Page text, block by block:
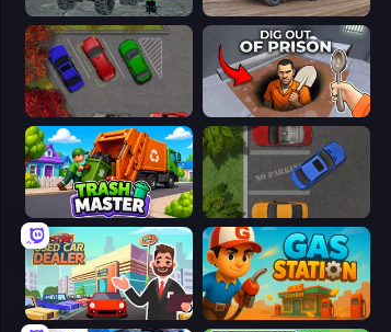
Taiga Car Driver Cargo Truck Driver Simulator
OK Parking Dig out of Prison
Trash Master Parking Space
Used Car Dealer Tycoon Gas Station